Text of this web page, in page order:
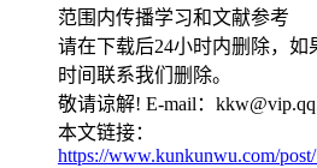
范围内传播学习和文献参考
请在下载后24小时内删除，如
时间联系我们删除。
敬请谅解! E-mail：
本文链接：
https://www.kunkunwu.com/